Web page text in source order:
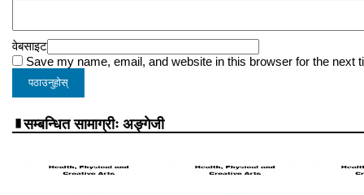
वेबसाइट
Save my name, email, and website in this browser for the next
सम्बन्धित सामाग्रीः अङ्गेजी